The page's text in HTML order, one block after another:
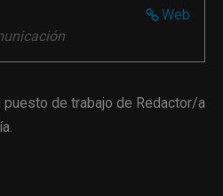
Web
de trabajo de Redactor/a